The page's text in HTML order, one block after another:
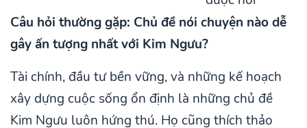
Câu hỏi thường gặp: Chủ đề nói chuyện nào dễ
gây ấn tượng nhất với Kim Ngưu?
Tài chính, đầu tư bền vững, và những kế hoạch
xây dựng cuộc sống ổn định là những chủ đề
Kim Ngưu luôn hứng thú. Họ cũng thích thảo